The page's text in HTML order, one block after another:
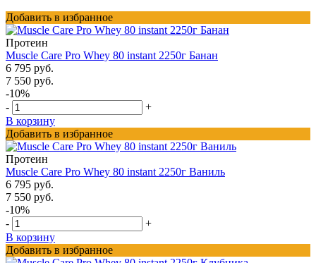
Добавить в избранное
Протеин
Muscle Care Pro Whey 80 instant 2250г Банан
6 795 руб.
7 550 руб.
-10%
-
+
В корзину
Добавить в избранное
Протеин
Muscle Care Pro Whey 80 instant 2250г Ваниль
6 795 руб.
7 550 руб.
-10%
-
+
В корзину
Добавить в избранное